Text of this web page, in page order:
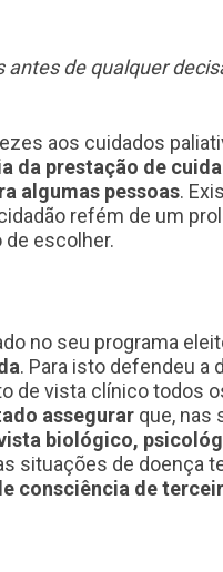
de qualquer
aos cuidados
da prestação de
algumas pessoas.
refém de um
escolher.
no seu programa
. Para isto defendeu a
de vista clínico todos
assegurar que, nas
biológico,
situações de doença
consciência de